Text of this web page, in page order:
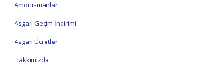
Amortismanlar
Asgari Geçim İndirimi
Asgari Ücretler
Hakkımızda